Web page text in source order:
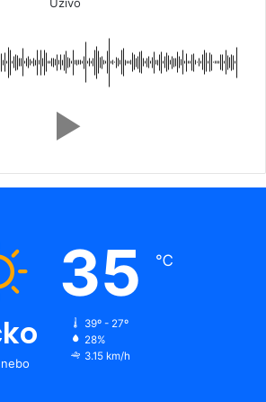
35 ℃
39º - 27º
28%
3.15 km/h